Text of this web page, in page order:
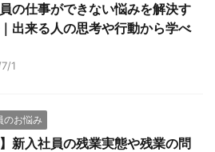
の仕事ができない悩みを解決す
出来る人の思考や行動から学べ
1
のお悩み
】新入社員の残業実態や残業の問